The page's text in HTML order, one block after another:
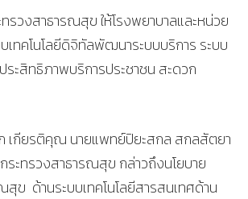
รวงสาธารณสุข ให้โรงพยาบาลและหน่วย
เทคโนโลยีดิจิทัลพัฒนาระบบบริการ ระบบ
ระสิทธิภาพบริการประชาชน สะดวก
เกียรติคุณ นายแพทย์ปิยะสกล สกลสัตยา
ระทรวงสาธารณสุข กล่าวถึงนโยบาย
ข ด้านระบบเทคโนโลยีสารสนเทศด้าน